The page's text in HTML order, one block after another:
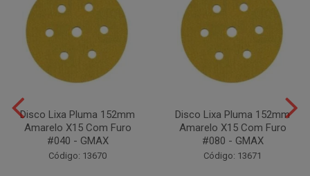
Disco Lixa Pluma 152mm
Amarelo X15 Com Furo
#040 - GMAX
Código: 13670
Disco Lixa Pluma 152mm
Amarelo X15 Com Furo
#080 - GMAX
Código: 13671